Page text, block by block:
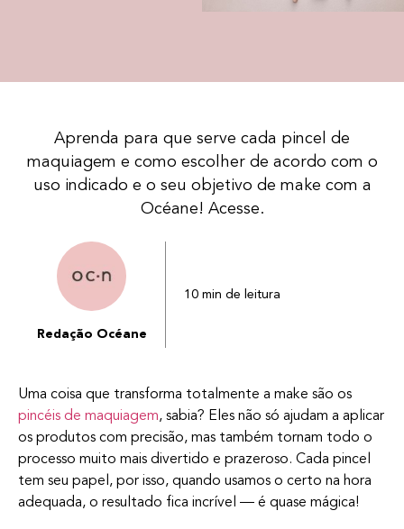
Aprenda para que serve cada pincel de
maquiagem e como escolher de acordo com o
uso indicado e o seu objetivo de make com a
Océane! Acesse.
Redação Océane
10 min de leitura
Uma coisa que transforma totalmente a make são os
pincéis de maquiagem, sabia? Eles não só ajudam a aplicar
os produtos com precisão, mas também tornam todo o
processo muito mais divertido e prazeroso. Cada pincel
tem seu papel, por isso, quando usamos o certo na hora
adequada, o resultado fica incrível — é quase mágica!